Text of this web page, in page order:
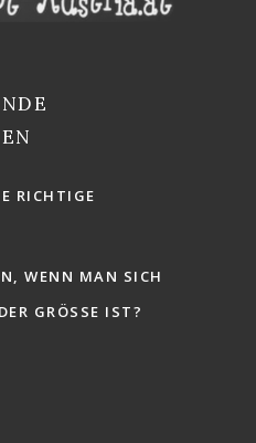
RICHTIGE
WENN MAN SICH
GRÖSSE IST?